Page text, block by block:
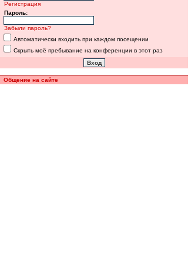
Регистрация
Пароль:
Забыли пароль?
Автоматически входить при каждом посещении
Скрыть моё пребывание на конференции в этот раз
Общение на сайте